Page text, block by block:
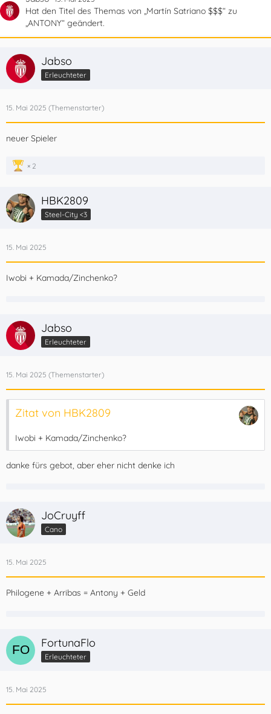
Hat den Titel des Themas von „Martín Satriano $$$“ zu
„ANTONY“ geändert.
Jabso
Erleuchteter
15. Mai 2025
neuer Spieler
2
HBK2809
Steel-City <3
15. Mai 2025
Iwobi + Kamada/Zinchenko?
Jabso
Erleuchteter
15. Mai 2025
Zitat von HBK2809
Iwobi + Kamada/Zinchenko?
danke fürs gebot, aber eher nicht denke ich
JoCruyff
Cano
15. Mai 2025
Philogene + Arribas = Antony + Geld
FortunaFlo
Erleuchteter
15. Mai 2025